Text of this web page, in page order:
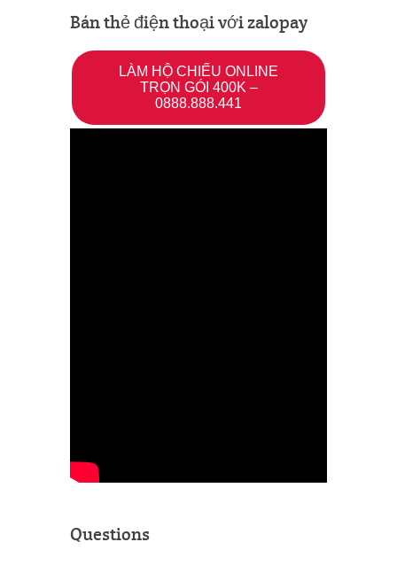
Bán thẻ điện thoại với zalopay
LÀM HỘ CHIẾU ONLINE
TRỌN GÓI 400K –
0888.888.441
Questions